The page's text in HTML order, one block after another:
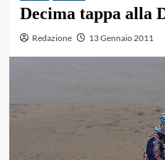
Decima tappa alla
Redazione 13 Gennaio 2011